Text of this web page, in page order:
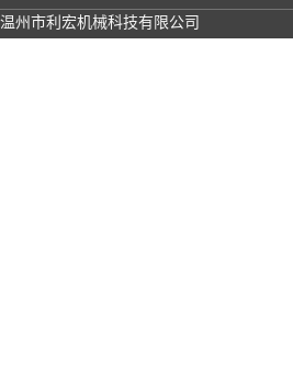
温州市利宏机械科技有限公司